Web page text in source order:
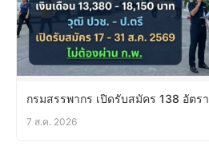
กรมสรรพากร เปิดรับสมัคร 138 อัตรา
7 ส.ค. 2026